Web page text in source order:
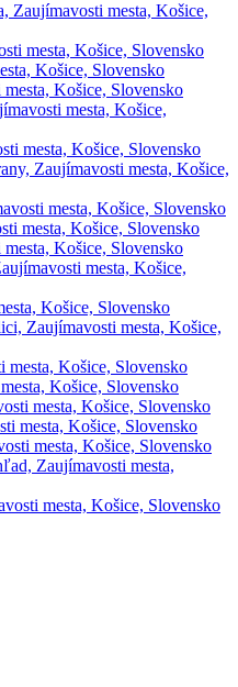
Zaujímavosti mesta, Košice,
mesta, Košice, Slovensko
Košice, Slovensko
Košice, Slovensko
mesta, Košice,
mesta, Košice, Slovensko
Zaujímavosti mesta, Košice,
mesta, Košice, Slovensko
mesta, Košice, Slovensko
Košice, Slovensko
mesta, Košice,
Košice, Slovensko
Zaujímavosti mesta, Košice,
mesta, Košice, Slovensko
Košice, Slovensko
mesta, Košice, Slovensko
mesta, Košice, Slovensko
mesta, Košice, Slovensko
Zaujímavosti mesta,
mesta, Košice, Slovensko